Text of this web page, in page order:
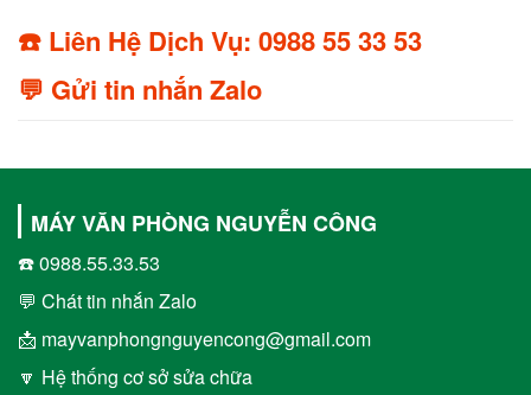
☎️ Liên Hệ Dịch Vụ: 0988 55 33 53
💬 Gửi tin nhắn Zalo
MÁY VĂN PHÒNG NGUYỄN CÔNG
☎️ 0988.55.33.53
💬 Chát tin nhắn Zalo
📩 mayvanphongnguyencong@gmail.com
🔽 Hệ thống cơ sở sửa chữa